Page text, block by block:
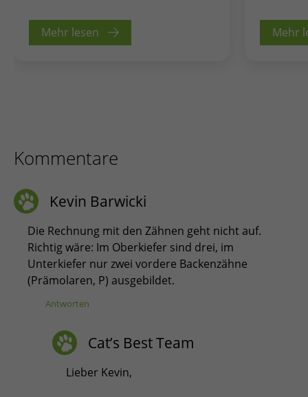
Mehr lesen Mehr
Kommentare
Kevin Barwicki
Die Rechnung mit den Zähnen geht nicht auf.
Richtig wäre: Im Oberkiefer sind drei, im
Unterkiefer nur zwei vordere Backenzähne
(Prämolaren, P) ausgebildet.
Antworten
Cat’s Best Team
Lieber Kevin,